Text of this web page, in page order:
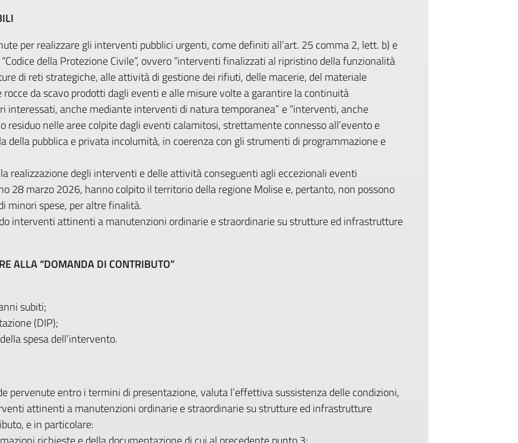
per realizzare gli interventi pubblici urgenti, come definiti all’art. 25 comma 2, lett. b) e
della Protezione Civile”, ovvero “interventi finalizzati al ripristino della funzionalità
di reti strategiche, alle attività di gestione dei rifiuti, delle macerie, del materiale
da scavo prodotti dagli eventi e alle misure volte a garantire la continuità
anche mediante interventi di natura temporanea” e “interventi, anche
residuo nelle aree colpite dagli eventi calamitosi, strettamente connesso all’evento e
pubblica e privata incolumità, in coerenza con gli strumenti di programmazione e
realizzazione degli interventi e delle attività conseguenti agli eccezionali eventi
28 marzo 2026, hanno colpito il territorio della regione Molise e, pertanto, non possono
minori spese, per altre finalità.
interventi attinenti a manutenzioni ordinarie e straordinarie su strutture ed infrastrutture
ALLA “DOMANDA DI CONTRIBUTO”
subiti;
(DIP);
spesa dell’intervento.
pervenute entro i termini di presentazione, valuta l’effettiva sussistenza delle condizioni,
attinenti a manutenzioni ordinarie e straordinarie su strutture ed infrastrutture
e in particolare: